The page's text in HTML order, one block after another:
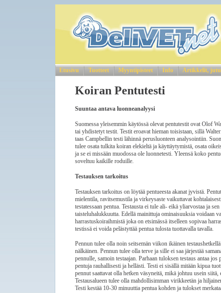
Etusivu Tuotteet Myyntipisteet Info Artikkelit,
Koiran Pentutesti
Suuntaa antava luonneanalyysi
Suomessa yleisemmin käytössä olevat pentutestit ovat Olof
tai yhdistetyt testit. Testit eroavat hieman toisistaan, sillä
taas Campbellin testi lähinnä perusluonteen analysointiin.
tulee osata tulkita koiran elekieltä ja käyttäytymistä, osata
ja se ei missään muodossa ole luonnetesti. Yleensä koko
soveltuu kaikille roduille.
Testauksen tarkoitus
Testauksen tarkoitus on löytää pentueesta akanat jyvistä.
mielentila, ravitsemustila ja virkeysaste vaikuttavat
testatessaan pentua. Testausta ei tule ali- eikä yliarvostaa ja
taisteluhalukkuutta. Edellä mainittuja ominaisuuksia voidaan
harrastuskoiraihmistä joka on etsimässä itselleen sopivaa
testissä ei voida pelästyttää pentua tulosta tuottavalla tavalla.
Pennun tulee olla noin seitsemän viikon ikäinen
nälkäinen. Pennun tulee olla terve ja sille ei saa järjestää
pennulle, samoin testaajan. Parhaan tuloksen testaus antaa
pentuja rauhallisesti ja hellästi. Testi ei sisällä mitään kipua
pennut saattavat olla hetken väsyneitä, mikä johtuu usein
Testausalueen tulee olla mahdollisimman virikkeetän ja
Testi kestää 10-30 minuuttia pentua kohden ja tulokset